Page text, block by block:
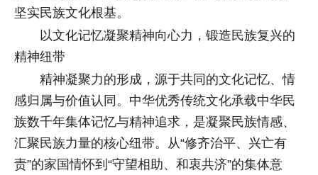
坚实民族文化根基。
以文化记忆凝聚精神向心力，锻造民族复兴的
精神纽带
精神凝聚力的形成，源于共同的文化记忆、情
感归属与价值认同。中华优秀传统文化承载中华民
族数千年集体记忆与精神追求，是凝聚民族情感、
汇聚民族力量的核心纽带。从“修齐治平、兴亡有
责”的家国情怀到“守望相助、和衷共济”的集体意